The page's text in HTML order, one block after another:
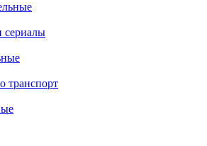
транспорт